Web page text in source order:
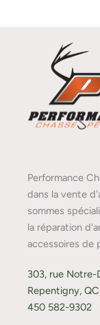
Performance
dans la vente
sommes
la réparation
accessoires de
303, rue Notre-
Repentigny,
450 582-9302